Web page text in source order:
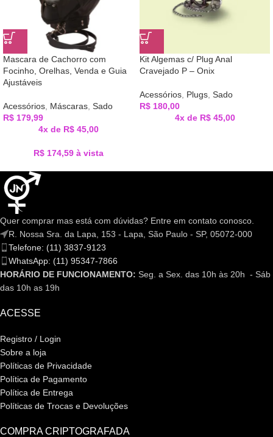
Mascara de Cachorro com
Focinho, Orelhas, Venda e Guia
Ajustáveis
Acessórios, Máscaras, Sado
R$ 179,99
4x de R$45,00
R$174,59 à vista
Kit Algemas c/ Plug Anal
Cravejado P – Onix
Acessórios, Plugs, Sado
R$ 180,00
4x de R$45,00
Quer comprar mas está com dúvidas? Entre em contato conosco.
R. Nossa Sra. da Lapa, 153 - Lapa, São Paulo - SP, 05072-000
Telefone: (11) 3837-9123
WhatsApp: (11) 95347-7866
HORÁRIO DE FUNCIONAMENTO: Seg. a Sex. das 10h às 20h - Sáb
das 10h as 19h
ACESSE
Registro / Login
Sobre a loja
Políticas de Privacidade
Política de Pagamento
Política de Entrega
Políticas de Trocas e Devoluções
COMPRA CRIPTOGRAFADA